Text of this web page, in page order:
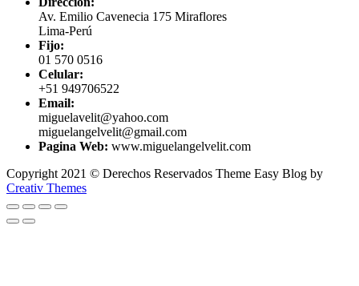
Av. Emilio Cavenecia 175 Miraflores
Lima-Perú
Fijo:
01 570 0516
Celular:
+51 949706522
Email:
miguelavelit@yahoo.com
miguelangelvelit@gmail.com
Pagina Web: www.miguelangelvelit.com
Copyright 2021 © Derechos Reservados Theme Easy Blog by
Creativ Themes